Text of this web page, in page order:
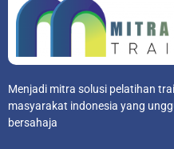
Menjadi mitra solusi pelatihan
masyarakat indonesia yang
bersahaja